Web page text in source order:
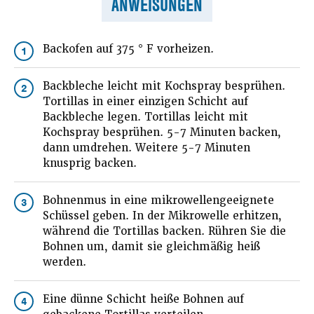
ANWEISUNGEN
1 Backofen auf 375 ° F vorheizen.
2
Backbleche leicht mit Kochspray besprühen.
Tortillas in einer einzigen Schicht auf
Backbleche legen. Tortillas leicht mit
Kochspray besprühen. 5-7 Minuten backen,
dann umdrehen. Weitere 5-7 Minuten
knusprig backen.
3
Bohnenmus in eine mikrowellengeeignete
Schüssel geben. In der Mikrowelle erhitzen,
während die Tortillas backen. Rühren Sie die
Bohnen um, damit sie gleichmäßig heiß
werden.
4
Eine dünne Schicht heiße Bohnen auf